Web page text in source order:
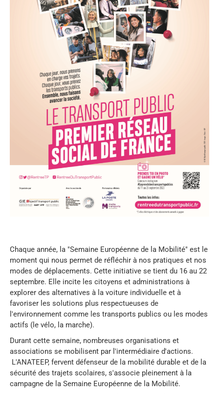
Chaque année, la "Semaine Européenne de la Mobilité" est le
moment qui nous permet de réfléchir à nos pratiques et nos
modes de déplacements. Cette initiative se tient du 16 au 22
septembre. Elle incite les citoyens et administrations à
explorer des alternatives à la voiture individuelle et à
favoriser les solutions plus respectueuses de
l'environnement comme les transports publics ou les modes
actifs (le vélo, la marche).
Durant cette semaine, nombreuses organisations et
associations se mobilisent par l'intermédiaire d'actions.
L'ANATEEP, fervent défenseur de la mobilité durable et de la
sécurité des trajets scolaires, s'associe pleinement à la
campagne de la Semaine Européenne de la Mobilité.